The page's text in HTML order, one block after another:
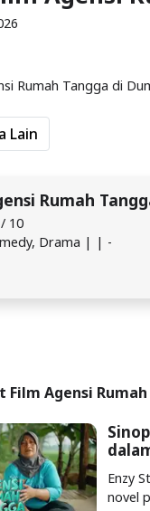
Rumah Tangga di
Rumah
/ 10
Drama | | -
Lain
Agensi Rumah
Enzy
novel